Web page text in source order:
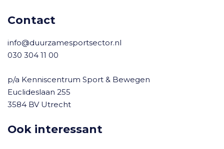
Contact
info@duurzamesportsector.nl
030 304 11 00
p/a Kenniscentrum Sport & Bewegen
Euclideslaan 255
3584 BV Utrecht
Ook interessant